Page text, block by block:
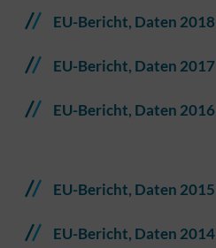
EU-Bericht, Daten 2018
EU-Bericht, Daten 2017
EU-Bericht, Daten 2016
EU-Bericht, Daten 2015
EU-Bericht, Daten 2014